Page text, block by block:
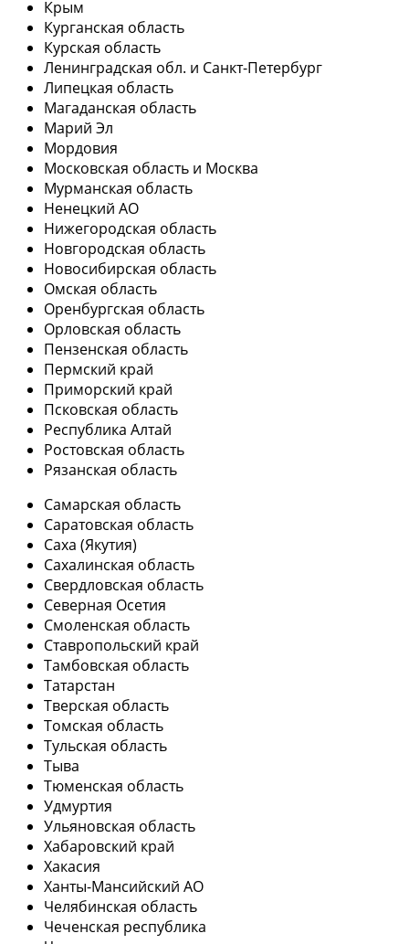
Крым
Курганская область
Курская область
Ленинградская обл. и Санкт-Петербург
Липецкая область
Магаданская область
Марий Эл
Мордовия
Московская область и Москва
Мурманская область
Ненецкий АО
Нижегородская область
Новгородская область
Новосибирская область
Омская область
Оренбургская область
Орловская область
Пензенская область
Пермский край
Приморский край
Псковская область
Республика Алтай
Ростовская область
Рязанская область
Самарская область
Саратовская область
Саха (Якутия)
Сахалинская область
Свердловская область
Северная Осетия
Смоленская область
Ставропольский край
Тамбовская область
Татарстан
Тверская область
Томская область
Тульская область
Тыва
Тюменская область
Удмуртия
Ульяновская область
Хабаровский край
Хакасия
Ханты-Мансийский АО
Челябинская область
Чеченская республика